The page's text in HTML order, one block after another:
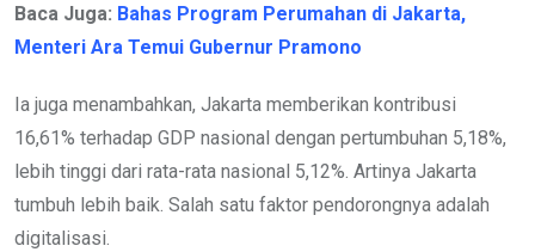
Baca Juga: Bahas Program Perumahan di Jakarta,
Menteri Ara Temui Gubernur Pramono
Ia juga menambahkan, Jakarta memberikan kontribusi
16,61% terhadap GDP nasional dengan pertumbuhan 5,18%,
lebih tinggi dari rata-rata nasional 5,12%. Artinya Jakarta
tumbuh lebih baik. Salah satu faktor pendorongnya adalah
digitalisasi.